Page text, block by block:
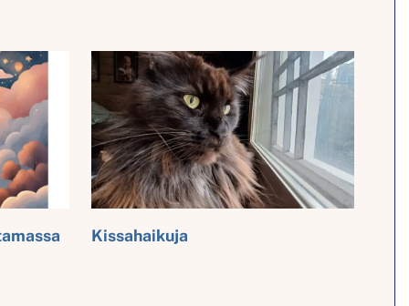
Kissahaikuja